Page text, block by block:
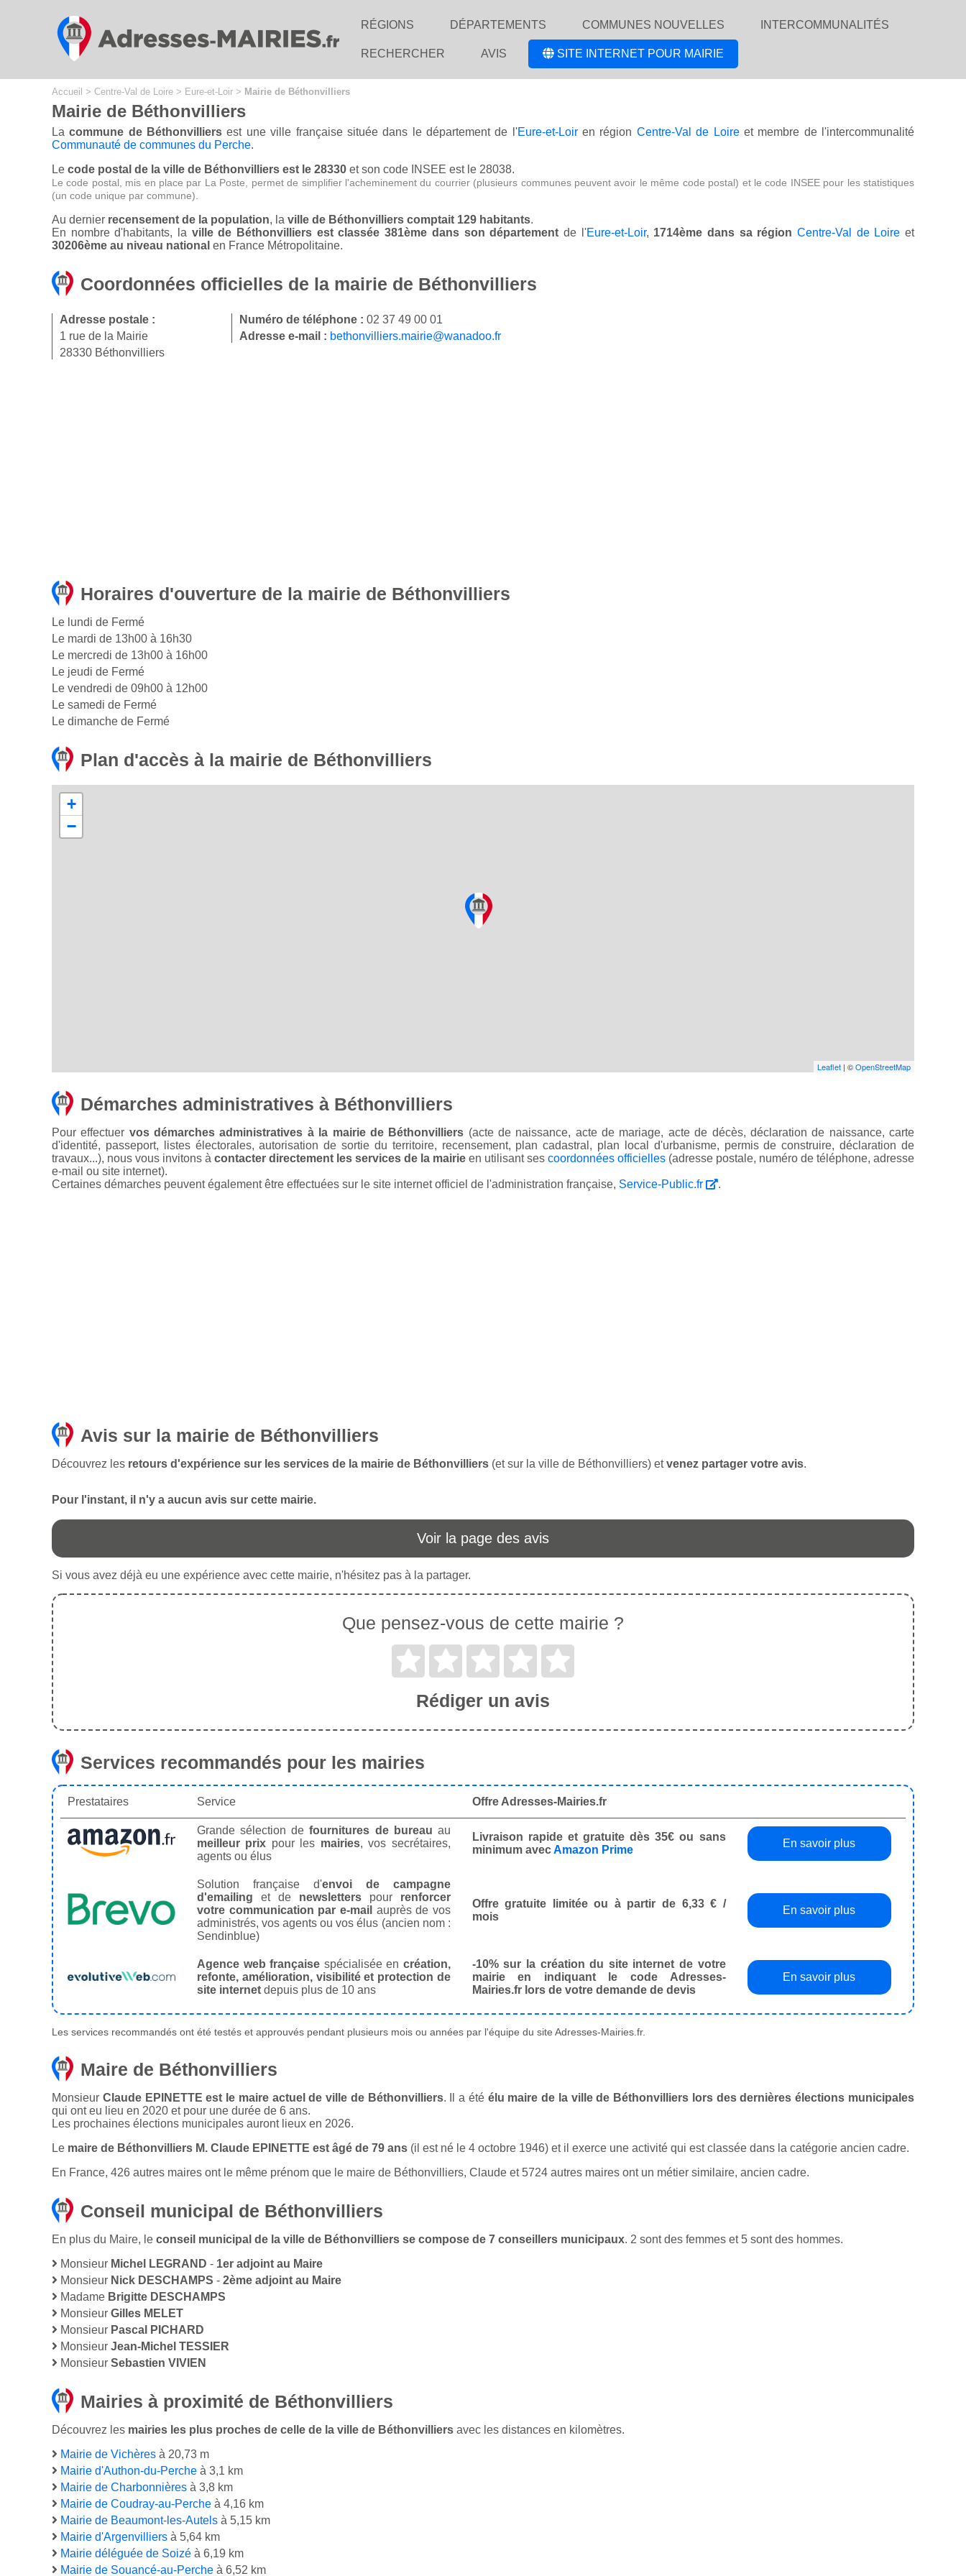
RÉGIONS DÉPARTEMENTS COMMUNES NOUVELLES INTERCOMMUNALITÉS
RECHERCHER AVIS SITE INTERNET POUR MAIRIE
Accueil > Centre-Val de Loire > Eure-et-Loir > Mairie de Béthonvilliers
Mairie de Béthonvilliers
Lacommune de Béthonvilliers est une ville française située dans le département de l'Eure-et-Loiren région Centre-Val de Loireet membre de l'intercommunalité
Communauté de communes du Perche.
Le code postal de la ville de Béthonvilliers est le 28330 et son code INSEE est le 28038.
Le code postal, mis en place par La Poste, permet de simplifier l'acheminement du courrier (plusieurs communes peuvent avoir le même code postal) et le code INSEE pour les statistiques
(un code unique par commune).
Au dernier recensement de la population, la ville de Béthonvilliers comptait 129 habitants.
En nombre d'habitants, la ville de Béthonvilliers est classée 381ème dans son département de l'Eure-et-Loir, 1714ème dans sa région Centre-Val de Loire et
30206ème au niveau national en France Métropolitaine.
Coordonnées officielles de la mairie de Béthonvilliers
Adresse postale :
1 rue de la Mairie
28330 Béthonvilliers
Numéro de téléphone : 02 37 49 00 01
Adresse e-mail : bethonvilliers.mairie@wanadoo.fr
Horaires d'ouverture de la mairie de Béthonvilliers
Le lundi de Fermé
Le mardi de 13h00 à 16h30
Le mercredi de 13h00 à 16h00
Le jeudi de Fermé
Le vendredi de 09h00 à 12h00
Le samedi de Fermé
Le dimanche de Fermé
Plan d'accès à la mairie de Béthonvilliers
+
−
Leaflet | ©OpenStreetMap
Démarches administratives à Béthonvilliers
Pour effectuer vos démarches administratives à la mairie de Béthonvilliers (acte de naissance, acte de mariage, acte de décès, déclaration de naissance, carte
d'identité, passeport, listes électorales, autorisation de sortie du territoire, recensement, plan cadastral, plan local d'urbanisme, permis de construire, déclaration de
travaux...), nous vous invitons à contacter directement les services de la mairie en utilisant ses coordonnées officielles (adresse postale, numéro de téléphone, adresse
e-mail ou site internet).
Certaines démarches peuvent également être effectuées sur le site internet officiel de l'administration française, Service-Public.fr .
Avis sur la mairie de Béthonvilliers
Découvrez les retours d'expérience sur les services de la mairie de Béthonvilliers (et sur la ville de Béthonvilliers) etvenez partager votre avis.
Pour l'instant, il n'y a aucun avis sur cette mairie.
Voir la page des avis
Si vous avez déjà eu une expérience avec cette mairie, n'hésitez pas à la partager.
Que pensez-vous de cette mairie ?
Rédiger un avis
Services recommandés pour les mairies
Prestataires Service Offre Adresses-Mairies.fr
Grande sélection defournitures de bureau au
meilleur prix pour les mairies, vos secrétaires,
agents ou élus
Livraison rapide et gratuite dès 35€ ou sans
minimum avecAmazon Prime
En savoir plus
Solution française d'envoi de campagne
d'emailing et de newsletterspour renforcer
votre communication par e-mail auprès de vos
administrés, vos agents ou vos élus (ancien nom :
Sendinblue)
Offre gratuite limitée ou à partir de 6,33 € /
mois
En savoir plus
Agence web française spécialisée en création,
refonte, amélioration, visibilité et protection de
site internet depuis plus de 10 ans
-10% sur la création du site internet de votre
mairie en indiquant le code Adresses-
Mairies.fr lors de votre demande de devis
En savoir plus
Les services recommandés ont été testés et approuvés pendant plusieurs mois ou années par l'équipe du site Adresses-Mairies.fr.
Maire de Béthonvilliers
Monsieur Claude EPINETTE est le maire actuel de ville de Béthonvilliers. Il a été élu maire de la ville de Béthonvilliers lors des dernières élections municipales
qui ont eu lieu en 2020 et pour une durée de 6 ans.
Les prochaines élections municipales auront lieux en 2026.
Le maire de Béthonvilliers M. Claude EPINETTE est âgé de 79 ans (il est né le 4 octobre 1946) et il exerce une activité qui est classée dans la catégorie ancien cadre.
En France, 426 autres maires ont le même prénom que le maire de Béthonvilliers, Claude et 5724 autres maires ont un métier similaire, ancien cadre.
Conseil municipal de Béthonvilliers
En plus du Maire, le conseil municipal de la ville de Béthonvilliers se compose de 7 conseillers municipaux. 2 sont des femmes et 5 sont des hommes.
Monsieur Michel LEGRAND - 1er adjoint au Maire
Monsieur Nick DESCHAMPS - 2ème adjoint au Maire
Madame Brigitte DESCHAMPS
Monsieur Gilles MELET
Monsieur Pascal PICHARD
Monsieur Jean-Michel TESSIER
Monsieur Sebastien VIVIEN
Mairies à proximité de Béthonvilliers
Découvrez les mairies les plus proches de celle de la ville de Béthonvilliers avec les distances en kilomètres.
Mairie de Vichères à 20,73 m
Mairie d'Authon-du-Perche à 3,1 km
Mairie de Charbonnières à 3,8 km
Mairie de Coudray-au-Perche à 4,16 km
Mairie de Beaumont-les-Autels à 5,15 km
Mairie d'Argenvilliers à 5,64 km
Mairie déléguée de Soizé à 6,19 km
Mairie de Souancé-au-Perche à 6,52 km